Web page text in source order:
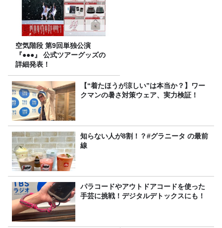
空気階段 第9回単独公演
『●●●』 公式ツアーグッズの
詳細発表！
【“着たほうが涼しい”は本当か？】ワー
クマンの暑さ対策ウェア、実力検証！
知らない人が8割！？#グラニータ の最前
線
パラコードやアウトドアコードを使った
手芸に挑戦！デジタルデトックスにも！